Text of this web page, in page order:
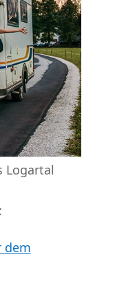
Logartal
dem